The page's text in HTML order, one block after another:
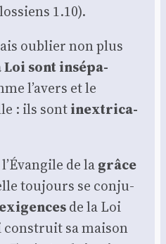
1.10).
oublier non plus
Loi sont insé­pa­
l’a­vers et le
: ils sontinex­tri­ca­
de lagrâce
tou­jours se conju­
exi­gencesde la Loi
construit sa mai­son